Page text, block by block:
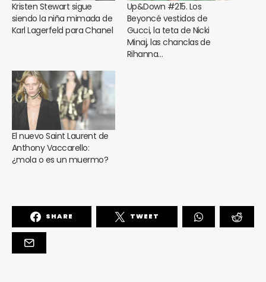
Kristen Stewart sigue
siendo la niña mimada de
Karl Lagerfeld para Chanel
Up&Down #215. Los
Beyoncé vestidos de
Gucci, la teta de Nicki
Minaj, las chanclas de
Rihanna…
El nuevo Saint Laurent de
Anthony Vaccarello:
¿mola o es un muermo?
SHARE TWEET